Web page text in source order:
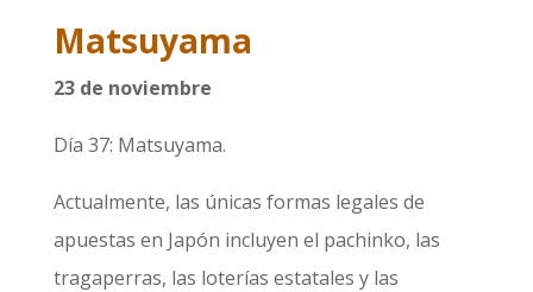
Matsuyama
23 de noviembre
Día 37: Matsuyama.
Actualmente, las únicas formas legales de
apuestas en Japón incluyen el pachinko, las
tragaperras, las loterías estatales y las